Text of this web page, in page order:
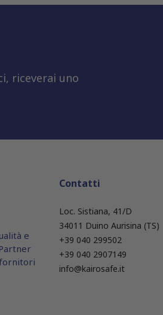
riceverai uno
e
Contatti
Loc. Sistiana, 41/D
34011 Duino Aurisina (TS)
+39 040 299502
+39 040 2907149
info@kairosafe.it